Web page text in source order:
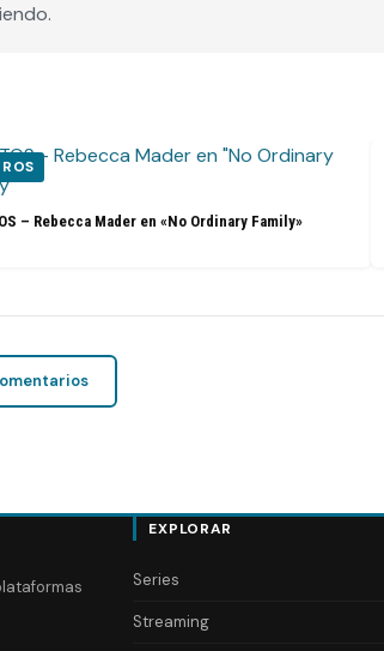
– Rebecca Mader en «No Ordinary Family»
EXPLORAR
Series
Streaming